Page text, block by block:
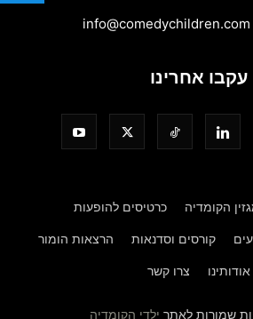
info@comedychildren.com
עקבו אחרינו
הקומדיה כרטיסים להופעות
קורסים וסדנאות הרצאות הומור
אודותינו צרו קשר
שמורות לאתר ילדי הקומדיה